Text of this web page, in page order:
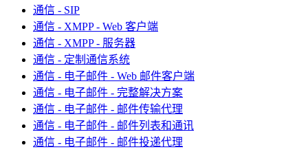
通信 - SIP
通信 - XMPP - Web 客户端
通信 - XMPP - 服务器
通信 - 定制通信系统
通信 - 电子邮件 - Web 邮件客户端
通信 - 电子邮件 - 完整解决方案
通信 - 电子邮件 - 邮件传输代理
通信 - 电子邮件 - 邮件列表和通讯
通信 - 电子邮件 - 邮件投递代理